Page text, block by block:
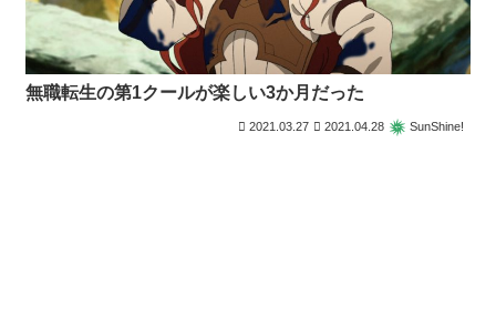
無職転生の第1クールが楽しい3か月だった
2021.03.27 2021.04.28 SunShine!